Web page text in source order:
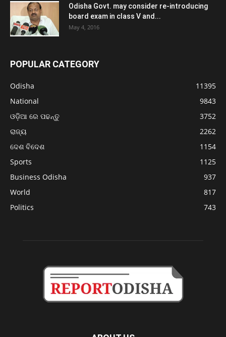
Odisha Govt. may consider re-introducing
board exam in class V and...
May 4, 2016
POPULAR CATEGORY
Odisha
11395
National
9843
ଓଡ଼ିଆ ରେ ପଢନ୍ତୁ
3752
ରାଜ୍ୟ
2262
ଦେଶ ବିଦେଶ
1154
Sports
1125
Business Odisha
937
World
817
Politics
743